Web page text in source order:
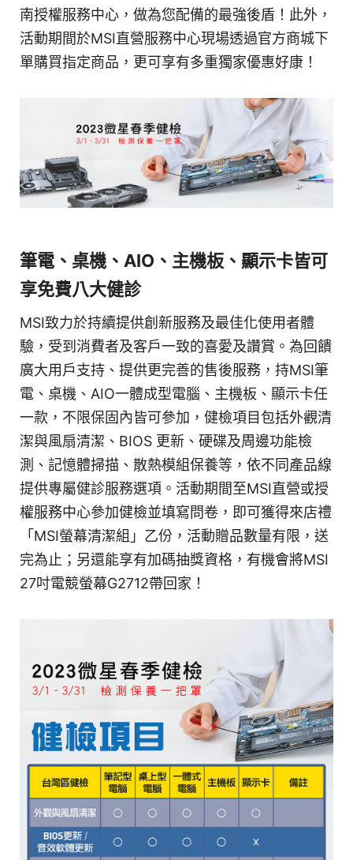
南授權服務中心，做為您配備的最強後盾！此外，
活動期間於MSI直營服務中心現場透過官方商城下
單購買指定商品，更可享有多重獨家優惠好康！
筆電、桌機、AIO、主機板、顯示卡皆可
享免費八大健診
MSI致力於持續提供創新服務及最佳化使用者體
驗，受到消費者及客戶一致的喜愛及讚賞。為回饋
廣大用戶支持、提供更完善的售後服務，持MSI筆
電、桌機、AIO一體成型電腦、主機板、顯示卡任
一款，不限保固內皆可參加，健檢項目包括外觀清
潔與風扇清潔、BIOS 更新、硬碟及周邊功能檢
測、記憶體掃描、散熱模組保養等，依不同產品線
提供專屬健診服務選項。活動期間至MSI直營或授
權服務中心參加健檢並填寫問卷，即可獲得來店禮
「MSI螢幕清潔組」乙份，活動贈品數量有限，送
完為止；另還能享有加碼抽獎資格，有機會將MSI
27吋電競螢幕G2712帶回家！